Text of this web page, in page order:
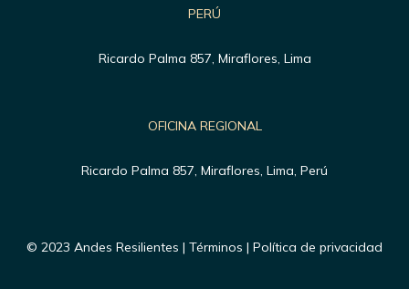
PERÚ
Ricardo Palma 857, Miraflores, Lima
OFICINA REGIONAL
Ricardo Palma 857, Miraflores, Lima, Perú
© 2023 Andes Resilientes | Términos | Política de privacidad